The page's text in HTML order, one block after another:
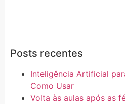
Posts recentes
Inteligência Artificial
Como Usar
Volta às aulas após as